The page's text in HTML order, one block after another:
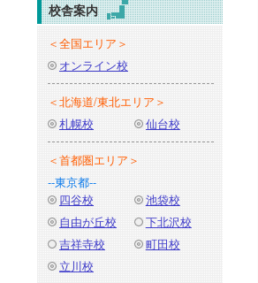
校舎案内
＜全国エリア＞
オンライン校
＜北海道/東北エリア＞
札幌校
仙台校
＜首都圏エリア＞
--東京都--
四谷校
池袋校
自由が丘校
下北沢校
吉祥寺校
町田校
立川校